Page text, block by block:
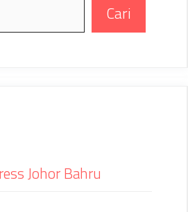
Cari
Johor Bahru